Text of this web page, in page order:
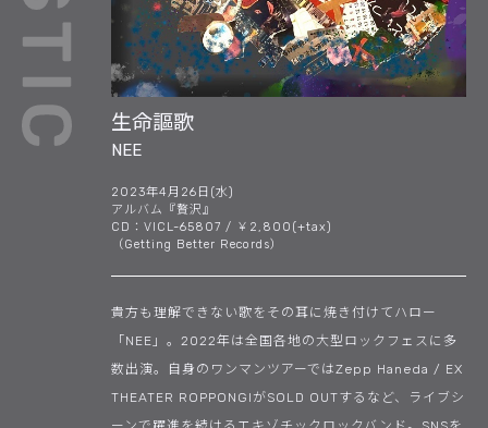
生命謳歌
NEE
2023年4月26日(水)
アルバム『贅沢』
CD：VICL-65807 / ￥2,800(+tax)
（Getting Better Records）
貴方も理解できない歌をその耳に焼き付けてハロー
「NEE」。2022年は全国各地の大型ロックフェスに多
数出演。自身のワンマンツアーではZepp Haneda / EX
THEATER ROPPONGIがSOLD OUTするなど、ライブシ